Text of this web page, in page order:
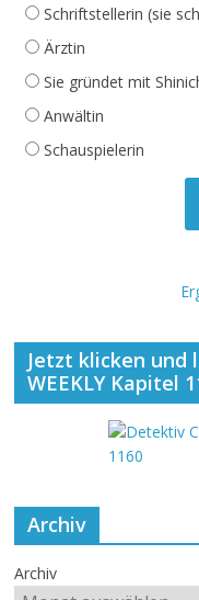
Schriftstellerin (sie
Ärztin
Sie gründet mit
Anwältin
Schauspielerin
Jetzt klicken und
WEEKLY Kapitel
Archiv
Archiv